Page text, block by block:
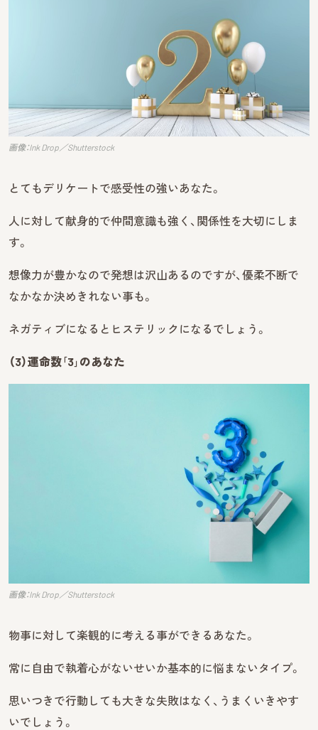
画像：Ink Drop／Shutterstock
とてもデリケートで感受性の強いあなた。
人に対して献身的で仲間意識も強く、関係性を大切にしま
す。
想像力が豊かなので発想は沢山あるのですが、優柔不断で
なかなか決めきれない事も。
ネガティブになるとヒステリックになるでしょう。
（3）運命数｢3｣のあなた
画像：Ink Drop／Shutterstock
物事に対して楽観的に考える事ができるあなた。
常に自由で執着心がないせいか基本的に悩まないタイプ。
思いつきで行動しても大きな失敗はなく、うまくいきやす
いでしょう。